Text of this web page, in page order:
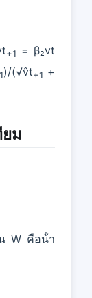
+1 = β₂vt
)/(√v̂t+1 +
ม
W คือน้ํา